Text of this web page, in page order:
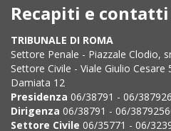
Recapiti e contatti
TRIBUNALE DI ROMA
Settore Penale - Piazzale Clodio,
Settore Civile - Viale Giulio
Damiata 12
Presidenza 06/38791 - 06/
Dirigenza 06/38791 - 06/
Settore Civile 06/35771 - 06/